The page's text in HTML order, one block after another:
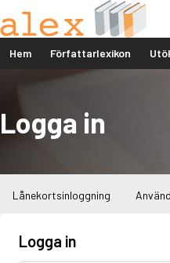
Hem Författarlexikon
Logga in
Lånekortsinloggning
Logga in